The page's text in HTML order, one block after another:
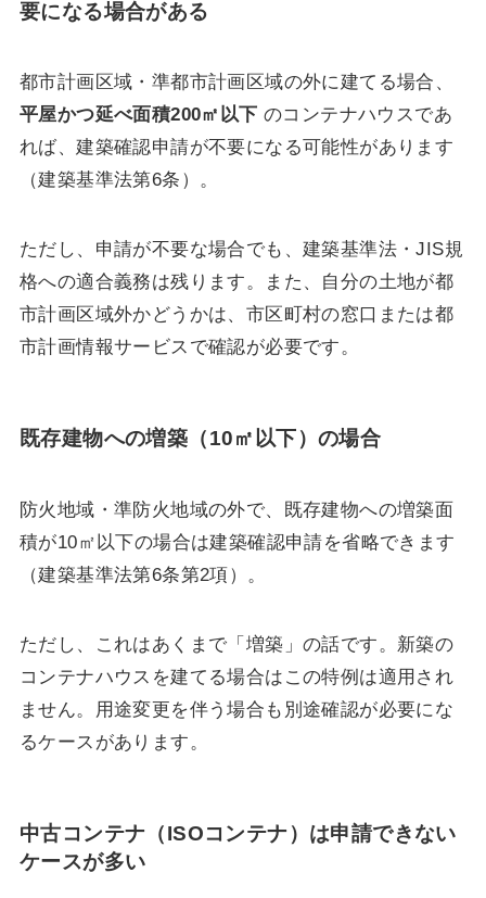
要になる場合がある
都市計画区域・準都市計画区域の外に建てる場合、
平屋かつ延べ面積200㎡以下 のコンテナハウスであ
れば、建築確認申請が不要になる可能性があります
（建築基準法第6条）。
ただし、申請が不要な場合でも、建築基準法・JIS規
格への適合義務は残ります。また、自分の土地が都
市計画区域外かどうかは、市区町村の窓口または都
市計画情報サービスで確認が必要です。
既存建物への増築（10㎡以下）の場合
防火地域・準防火地域の外で、既存建物への増築面
積が10㎡以下の場合は建築確認申請を省略できます
（建築基準法第6条第2項）。
ただし、これはあくまで「増築」の話です。新築の
コンテナハウスを建てる場合はこの特例は適用され
ません。用途変更を伴う場合も別途確認が必要にな
るケースがあります。
中古コンテナ（ISOコンテナ）は申請できない
ケースが多い